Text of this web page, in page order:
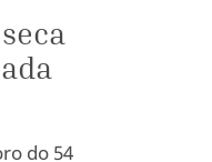
do 54